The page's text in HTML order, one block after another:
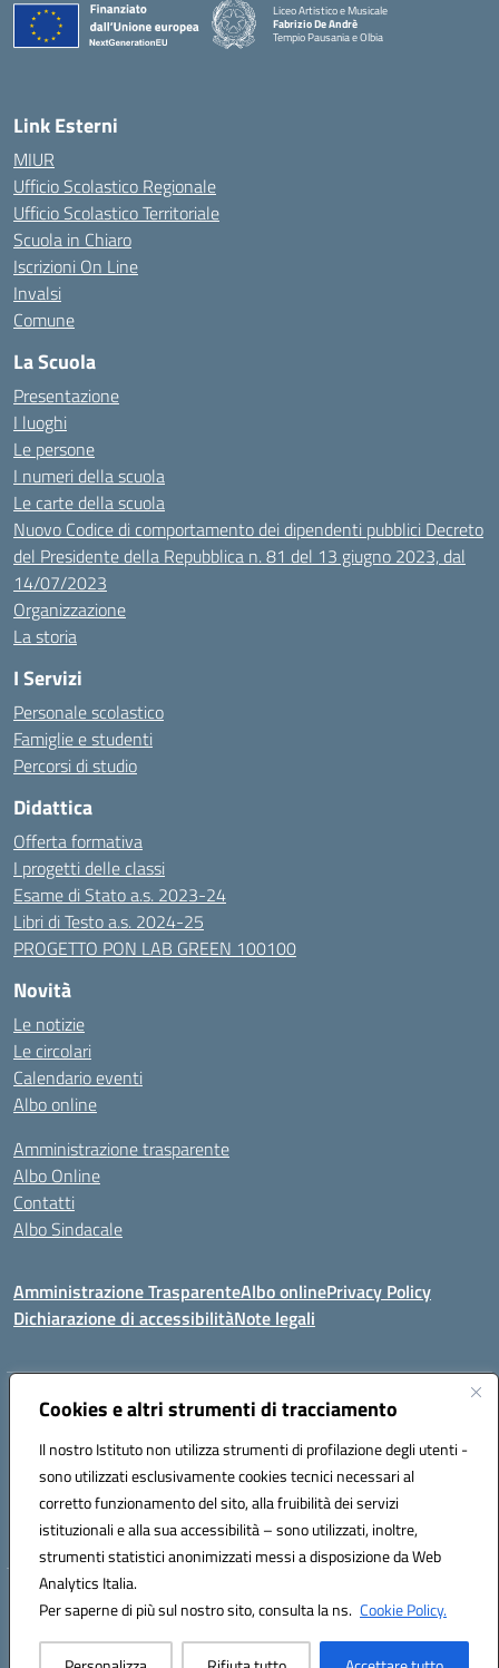
Cookies e altri strumenti di tracciamento
Il nostro Istituto non utilizza strumenti di profilazione degli utenti -
sono utilizzati esclusivamente cookies tecnici necessari al
corretto funzionamento del sito, alla fruibilità dei servizi
istituzionali e alla sua accessibilità – sono utilizzati, inoltre,
strumenti statistici anonimizzati messi a disposizione da Web
Analytics Italia.
Per saperne di più sul nostro sito, consulta la ns. Cookie Policy.
Liceo Artistico e Musicale
Fabrizio De Andrè
Tempio Pausania e Olbia
— Visita la pagina iniziale della scuola
Link Esterni
MIUR
Ufficio Scolastico Regionale
Ufficio Scolastico Territoriale
Scuola in Chiaro
Iscrizioni On Line
Invalsi
Comune
La Scuola
Presentazione
I luoghi
Le persone
I numeri della scuola
Le carte della scuola
Nuovo Codice di comportamento dei dipendenti pubblici Decreto
del Presidente della Repubblica n. 81 del 13 giugno 2023, dal
14/07/2023
Organizzazione
La storia
I Servizi
Personale scolastico
Famiglie e studenti
Percorsi di studio
Didattica
Offerta formativa
I progetti delle classi
Esame di Stato a.s. 2023-24
Libri di Testo a.s. 2024-25
PROGETTO PON LAB GREEN 100100
Novità
Le notizie
Le circolari
Calendario eventi
Albo online
Amministrazione trasparente
Albo Online
Contatti
Albo Sindacale
Amministrazione TrasparenteAlbo onlinePrivacy Policy
Dichiarazione di accessibilitàNote legali
Indirizzo:Via De Martis s.n.c. 07029 Tempio Pausania (OT)
Posta elettronica certificata (PEC):sssl030007@pec.istruzione.it
Codice fiscale: 91009410902
Codice meccanografico: SSSL030007
Hosting & Powered by 3D Solution S.r.l.
Concept & Design by Designers Italia